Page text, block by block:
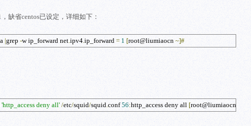
缺省centos已设定，详细如下：
a |grep -w ip_forward net.ipv4.ip_forward = 1 [root@liumiaocn ~]#
'http_access deny all' /etc/squid/squid.conf 56:http_access deny all [root@liumiaocn